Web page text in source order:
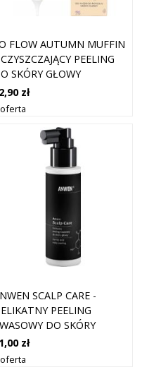
FLOW AUTUMN MUFFIN
PEELING
SKÓRY GŁOWY
100ML
zł
SCALP CARE -
PEELING
DO SKÓRY
100 ML
zł